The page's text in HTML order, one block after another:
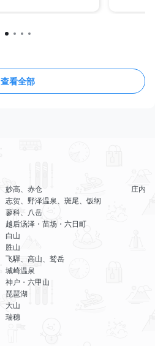
查看全部
妙高、赤仓
志贺、野泽温泉、斑尾、饭纲
蓼科、八岳
越后汤泽・苗场・六日町
白山
胜山
飞驒、高山、鹫岳
城崎温泉
神户・六甲山
琵琶湖
大山
瑞穗
庄内